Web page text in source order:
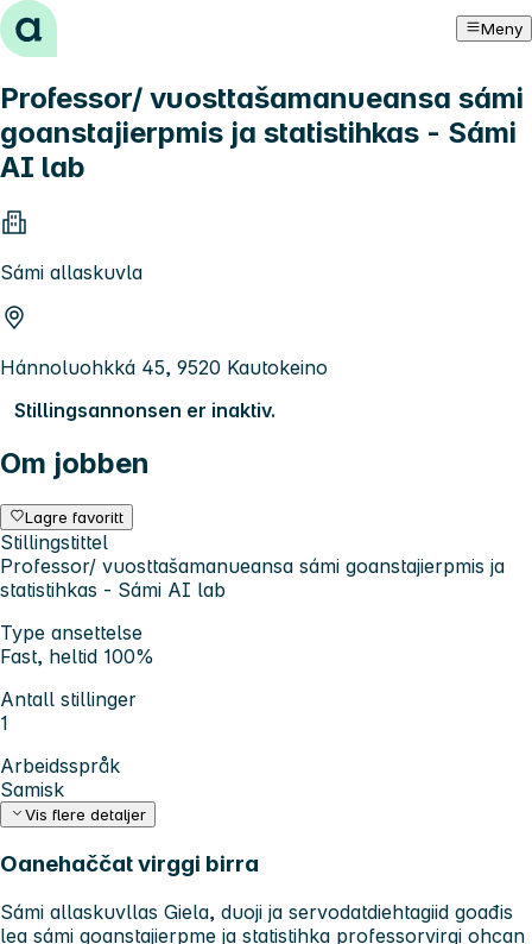
Hopp til innhold Meny
Professor/ vuosttašamanueansa sámi
goanstajierpmis ja statistihkas - Sámi
AI lab
Sámi allaskuvla
Hánnoluohkká 45, 9520 Kautokeino
Stillingsannonsen er inaktiv.
Om jobben
Lagre favoritt
Stillingstittel
Professor/ vuosttašamanueansa sámi goanstajierpmis ja
statistihkas - Sámi AI lab
Type ansettelse
Fast, heltid 100%
Antall stillinger
1
Arbeidsspråk
Samisk
Vis flere detaljer
Oanehaččat virggi birra
Sámi allaskuvllas Giela, duoji ja servodatdiehtagiid goađis
lea sámi goanstajierpme ja statistihka professorvirgi ohcan